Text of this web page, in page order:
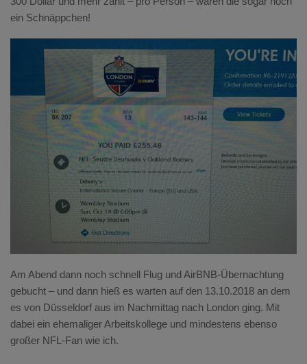
ein Schnäppchen!
Am Abend dann noch schnell Flug und AirBNB-Übernachtung
gebucht – und dann hieß es warten auf den 13.10.2018 an dem
es von Düsseldorf aus im Nachmittag nach London ging. Mit
dabei ein ehemaliger Arbeitskollege und mindestens ebenso
großer NFL-Fan wie ich.